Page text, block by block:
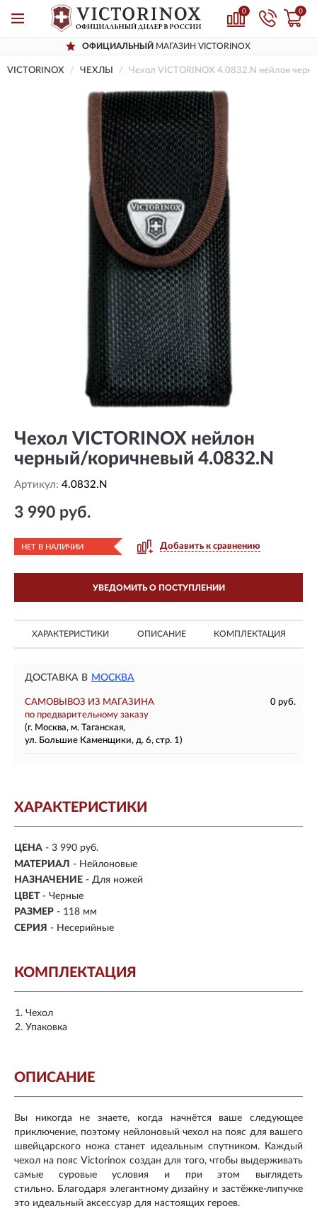
0 0
ОФИЦИАЛЬНЫЙ МАГАЗИН VICTORINOX
VICTORINOX ЧЕХЛЫ Чехол VICTORINOX 4.0832.N нейлон
Чехол VICTORINOX нейлон
черный/коричневый 4.0832.N
Артикул: 4.0832.N
3 990 руб.
НЕТ В НАЛИЧИИ Добавить к сравнению
УВЕДОМИТЬ О ПОСТУПЛЕНИИ
ХАРАКТЕРИСТИКИ ОПИСАНИЕ КОМПЛЕКТАЦИЯ
ДОСТАВКА В МОСКВА
САМОВЫВОЗ ИЗ МАГАЗИНА
0 руб.
по предварительному заказу
(г. Москва, м. Таганская,
ул. Большие Каменщики, д. 6, стр. 1)
ХАРАКТЕРИСТИКИ
ЦЕНА - 3 990 руб.
МАТЕРИАЛ - Нейлоновые
НАЗНАЧЕНИЕ - Для ножей
ЦВЕТ - Черные
РАЗМЕР - 118 мм
СЕРИЯ - Несерийные
КОМПЛЕКТАЦИЯ
Чехол
Упаковка
ОПИСАНИЕ
Вы никогда не знаете, когда начнётся ваше следующее
приключение, поэтому нейлоновый чехол на пояс для вашего
швейцарского ножа станет идеальным спутником.
Каждый
чехол на пояс Victorinox создан для того, чтобы выдерживать
самые суровые условия и при этом выглядеть
стильно. Благодаря элегантному дизайну и застёжке-липучке
это идеальный аксессуар для настоящих героев.